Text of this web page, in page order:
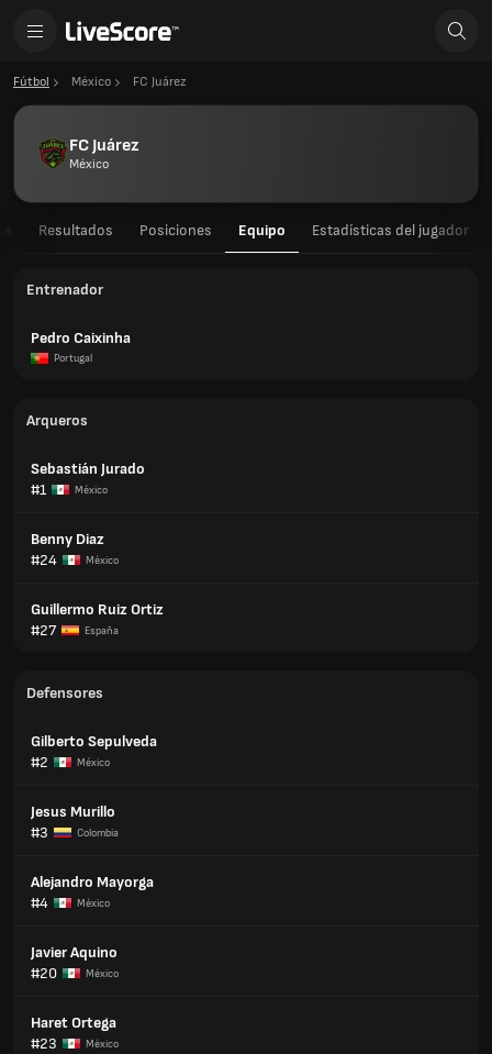
Fútbol México FC Juárez
FC Juárez
México
Resultados Posiciones Equipo Estadísticas del jugador
Entrenador
Pedro Caixinha
Portugal
Arqueros
Sebastián Jurado
#1
México
Benny Diaz
#24
México
Guillermo Ruiz Ortiz
#27
España
Defensores
Gilberto Sepulveda
#2
México
Jesus Murillo
#3
Colombia
Alejandro Mayorga
#4
México
Javier Aquino
#20
México
Haret Ortega
#23
México